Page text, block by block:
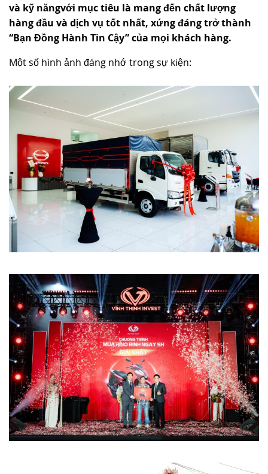
và kỹ năngvới mục tiêu là mang đến chất lượng
hàng đầu và dịch vụ tốt nhất, xứng đáng trở thành
“Bạn Đồng Hành Tin Cậy” của mọi khách hàng.
Một số hình ảnh đáng nhớ trong sự kiện: